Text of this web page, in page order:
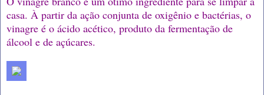
casa. À partir da ação conjunta de oxigênio e bactérias, o
vinagre é o ácido acético, produto da fermentação de
álcool e de açúcares.